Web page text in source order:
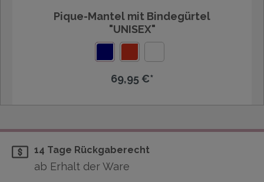
Pique-Mantel mit Bindegürtel
"UNISEX"
69,95 €*
14 Tage Rückgaberecht
ab Erhalt der Ware